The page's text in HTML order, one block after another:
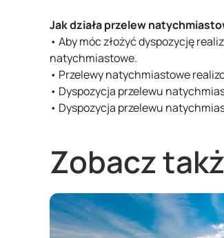
Jak działa przelew
• Aby móc złożyć dyspozycję
natychmiastowe.
• Przelewy natychmiastowe
• Dyspozycja przelewu
• Dyspozycja przelewu
Zobacz